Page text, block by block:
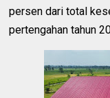
persen dari total
pertengahan tahun